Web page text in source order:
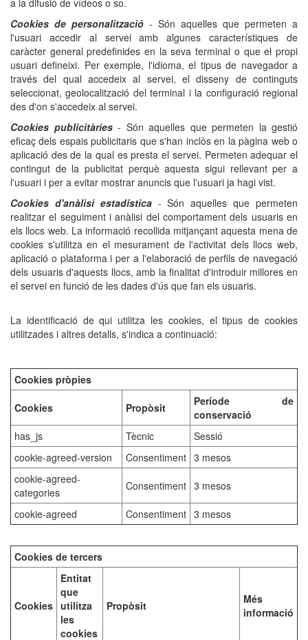
a la difusió de vídeos o so.
Cookies de personalització - Són aquelles que permeten a
l'usuari accedir al servei amb algunes característiques de
caràcter general predefinides en la seva terminal o que el propi
usuari defineixi. Per exemple, l'idioma, el tipus de navegador a
través del qual accedeix al servei, el disseny de continguts
seleccionat, geolocalització del terminal i la configuració regional
des d'on s'accedeix al servei.
Cookies publicitàries - Són aquelles que permeten la gestió
eficaç dels espais publicitaris que s'han inclòs en la pàgina web o
aplicació des de la qual es presta el servei. Permeten adequar el
contingut de la publicitat perquè aquesta sigui rellevant per a
l'usuari i per a evitar mostrar anuncis que l'usuari ja hagi vist.
Cookies d'anàlisi estadística- Són aquelles que permeten
realitzar el seguiment i anàlisi del comportament dels usuaris en
els llocs web. La informació recollida mitjançant aquesta mena de
cookies s'utilitza en el mesurament de l'activitat dels llocs web,
aplicació o plataforma i per a l'elaboració de perfils de navegació
dels usuaris d'aquests llocs, amb la finalitat d'introduir millores en
el servei en funció de les dades d'ús que fan els usuaris.
La identificació de qui utilitza les cookies, el tipus de cookies
utilitzades i altres detalls, s'indica a continuació:
Cookies pròpies
Cookies Propòsit
Període de
conservació
has_js
Tècnic
Sessió
cookie-agreed-version
Consentiment 3 mesos
cookie-agreed-
categories
Consentiment 3 mesos
cookie-agreed Consentiment 3 mesos
Cookies de tercers
Cookies
Entitat
que
utilitza
les
cookies
Propòsit
Més
informació